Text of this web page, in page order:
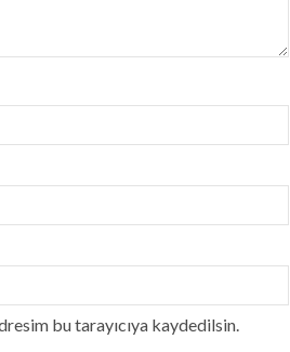
bu tarayıcıya kaydedilsin.